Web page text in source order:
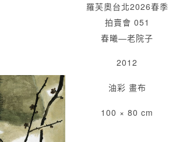
羅芙奧台北2026春季
拍賣會 051
春曦—老院子
2012
油彩 畫布
100 × 80 cm